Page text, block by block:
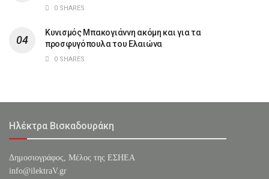
0 SHARES
Κυνισμός Μπακογιάννη ακόμη και για τα
προσφυγόπουλα του Ελαιώνα
0 SHARES
Ηλέκτρα Βισκαδουράκη
Δημοσιογράφος, Μέλος της ΕΣHΕΑ
info@ilektraV.gr